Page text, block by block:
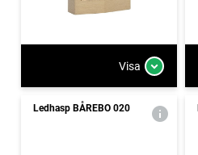
Visa
Ledhasp BÅREBO 020